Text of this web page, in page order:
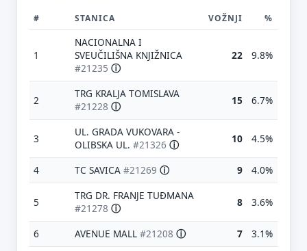
# STANICA VOŽNJI %
1
NACIONALNA I
SVEUČILIŠNA KNJIŽNICA
#21235 ⓘ
22 9.8%
2
TRG KRALJA TOMISLAVA
#21228 ⓘ 15 6.7%
3
UL. GRADA VUKOVARA -
OLIBSKA UL. #21326 ⓘ 10 4.5%
4 TC SAVICA #21269 ⓘ 9 4.0%
5
TRG DR. FRANJE TUĐMANA
#21278 ⓘ 8 3.6%
6 AVENUE MALL #21208 ⓘ 7 3.1%